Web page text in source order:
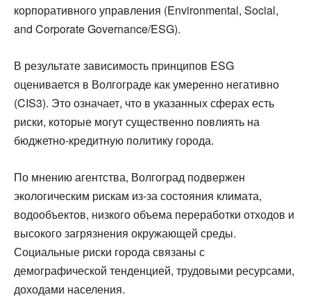
корпоративного управления (Environmental, Social,
and Corporate Governance/ESG).
В результате зависимость принципов ESG
оценивается в Волгограде как умеренно негативно
(CIS3). Это означает, что в указанных сферах есть
риски, которые могут существенно повлиять на
бюджетно-кредитную политику города.
По мнению агентства, Волгоград подвержен
экологическим рискам из-за состояния климата,
водообъектов, низкого объема переработки отходов и
высокого загрязнения окружающей среды.
Социальные риски города связаны с
демографической тенденцией, трудовыми ресурсами,
доходами населения.